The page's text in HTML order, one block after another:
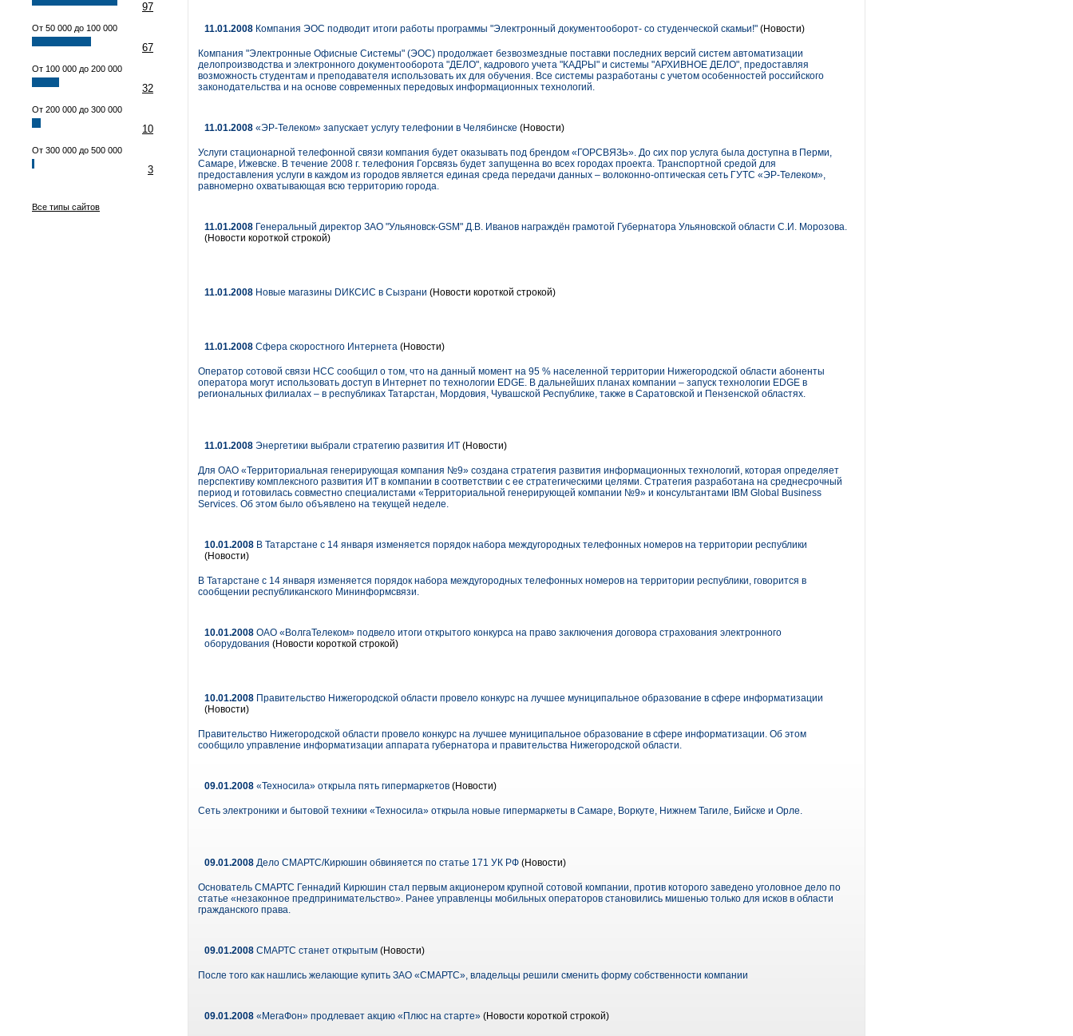
97
От 50 000 до 100 000
67
От 100 000 до 200 000
32
От 200 000 до 300 000
10
От 300 000 до 500 000
3
Все типы сайтов
11.01.2008 Компания ЭОС подводит итоги работы программы "Электронный документооборот- со студенческой скамьи!" (Новости)
Компания "Электронные Офисные Системы" (ЭОС) продолжает безвозмездные поставки последних версий систем автоматизации
делопроизводства и электронного документооборота "ДЕЛО", кадрового учета "КАДРЫ" и системы "АРХИВНОЕ ДЕЛО", предоставляя
возможность студентам и преподавателя использовать их для обучения. Все системы разработаны с учетом особенностей российского
законодательства и на основе современных передовых информационных технологий.
11.01.2008 «ЭР-Телеком» запускает услугу телефонии в Челябинске (Новости)
Услуги стационарной телефонной связи компания будет оказывать под брендом «ГОРСВЯЗЬ». До сих пор услуга была доступна в Перми,
Самаре, Ижевске. В течение 2008 г. телефония Горсвязь будет запущенна во всех городах проекта. Транспортной средой для
предоставления услуги в каждом из городов является единая среда передачи данных – волоконно-оптическая сеть ГУТС «ЭР-Телеком»,
равномерно охватывающая всю территорию города.
11.01.2008 Генеральный директор ЗАО "Ульяновск-GSM" Д.В. Иванов награждён грамотой Губернатора Ульяновской области С.И. Морозова.
(Новости короткой строкой)
11.01.2008 Новые магазины DИКСИС в Сызрани (Новости короткой строкой)
11.01.2008 Сфера скоростного Интернета (Новости)
Оператор сотовой связи НСС сообщил о том, что на данный момент на 95 % населенной территории Нижегородской области абоненты
оператора могут использовать доступ в Интернет по технологии EDGE. В дальнейших планах компании – запуск технологии EDGE в
региональных филиалах – в республиках Татарстан, Мордовия, Чувашской Республике, также в Саратовской и Пензенской областях.
11.01.2008 Энергетики выбрали стратегию развития ИТ (Новости)
Для ОАО «Территориальная генерирующая компания №9» создана стратегия развития информационных технологий, которая определяет
перспективу комплексного развития ИТ в компании в соответствии с ее стратегическими целями. Стратегия разработана на среднесрочный
период и готовилась совместно специалистами «Территориальной генерирующей компании №9» и консультантами IBM Global Business
Services. Об этом было объявлено на текущей неделе.
10.01.2008 В Татарстане с 14 января изменяется порядок набора междугородных телефонных номеров на территории республики
(Новости)
В Татарстане с 14 января изменяется порядок набора междугородных телефонных номеров на территории республики, говорится в
сообщении республиканского Мининформсвязи.
10.01.2008 ОАО «ВолгаТелеком» подвело итоги открытого конкурса на право заключения договора страхования электронного
оборудования (Новости короткой строкой)
10.01.2008 Правительство Нижегородской области провело конкурс на лучшее муниципальное образование в сфере информатизации
(Новости)
Правительство Нижегородской области провело конкурс на лучшее муниципальное образование в сфере информатизации. Об этом
сообщило управление информатизации аппарата губернатора и правительства Нижегородской области.
09.01.2008 «Техносила» открыла пять гипермаркетов (Новости)
Сеть электроники и бытовой техники «Техносила» открыла новые гипермаркеты в Самаре, Воркуте, Нижнем Тагиле, Бийске и Орле.
09.01.2008 Дело СМАРТС/Кирюшин обвиняется по статье 171 УК РФ (Новости)
Основатель СМАРТС Геннадий Кирюшин стал первым акционером крупной сотовой компании, против которого заведено уголовное дело по
статье «незаконное предпринимательство». Ранее управленцы мобильных операторов становились мишенью только для исков в области
гражданского права.
09.01.2008 СМАРТС станет открытым (Новости)
После того как нашлись желающие купить ЗАО «СМАРТС», владельцы решили сменить форму собственности компании
09.01.2008 «МегаФон» продлевает акцию «Плюс на старте» (Новости короткой строкой)